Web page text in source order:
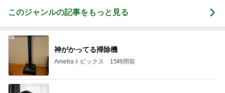
このジャンルの記事をもっと見る
神がかってる掃除機
Amebaトピックス 15時間前